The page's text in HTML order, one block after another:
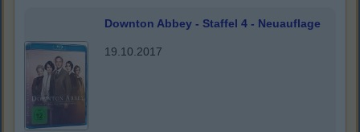
Downton Abbey - Staffel 4 - Neuauflage
19.10.2017